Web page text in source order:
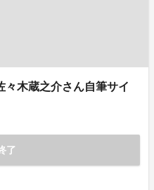
々木蔵之介さん自筆サイ
了